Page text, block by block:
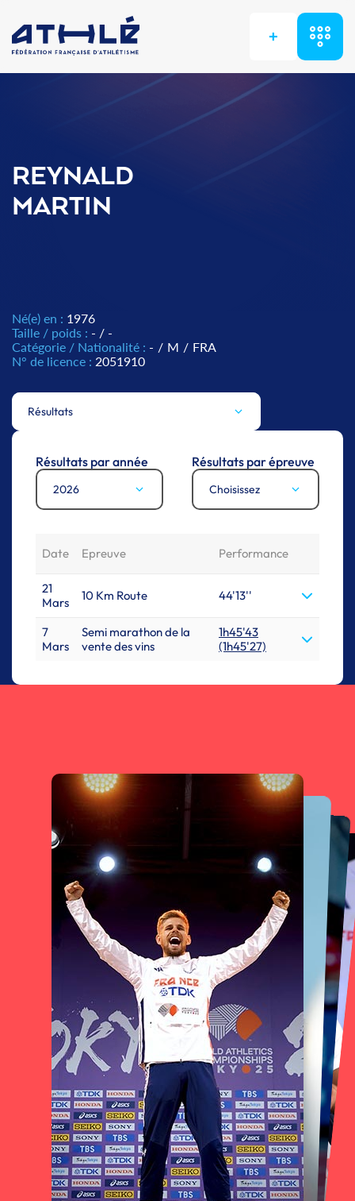
+
REYNALD
MARTIN
Né(e) en : 1976
Taille / poids : - / -
Catégorie / Nationalité : - / M / FRA
N° de licence : 2051910
Résultats
Résultats par année
2026
Résultats par épreuve
Choisissez
Date Epreuve Performance
21
Mars
10 Km Route 44'13''
7
Mars
Semi marathon de la
vente des vins
1h45'43
(1h45'27)